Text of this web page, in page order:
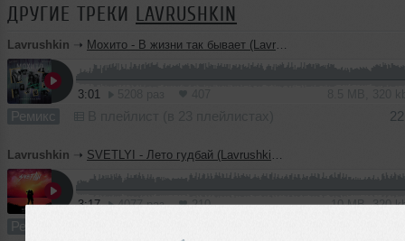
ДРУГИЕ ТРЕКИ LAVRUSHKIN
Lavrushkin ➝ Мохито - В жизни так бывает (Lavrushkin & NitugaL Radio mix)
3:01
Ремикс
Lavrushkin ➝ SVETLYI - Лето гудбай (Lavrushkin Radio mix)
3:17 4077 раз 210 10 MB, 320
Ремикс